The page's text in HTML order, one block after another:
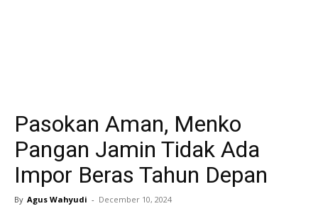
Pasokan Aman, Menko
Pangan Jamin Tidak Ada
Impor Beras Tahun Depan
By Agus Wahyudi - December 10, 2024